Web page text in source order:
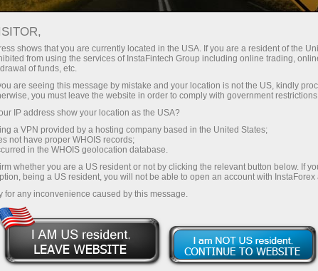
shows that you are currently located in the USA. If you are a resident of the
from using the services of InstaFintech Group including online trading,
of funds, etc.
are seeing this message by mistake and your location is not the US, kindly
you must leave the website in order to comply with government
IP address show your location as the USA?
a VPN provided by a hosting company based in the United States;
not have proper WHOIS records;
in the WHOIS geolocation database.
whether you are a US resident or not by clicking the relevant button below. If
being a US resident, you will not be able to open an account with InstaForex
for any inconvenience caused by this message.